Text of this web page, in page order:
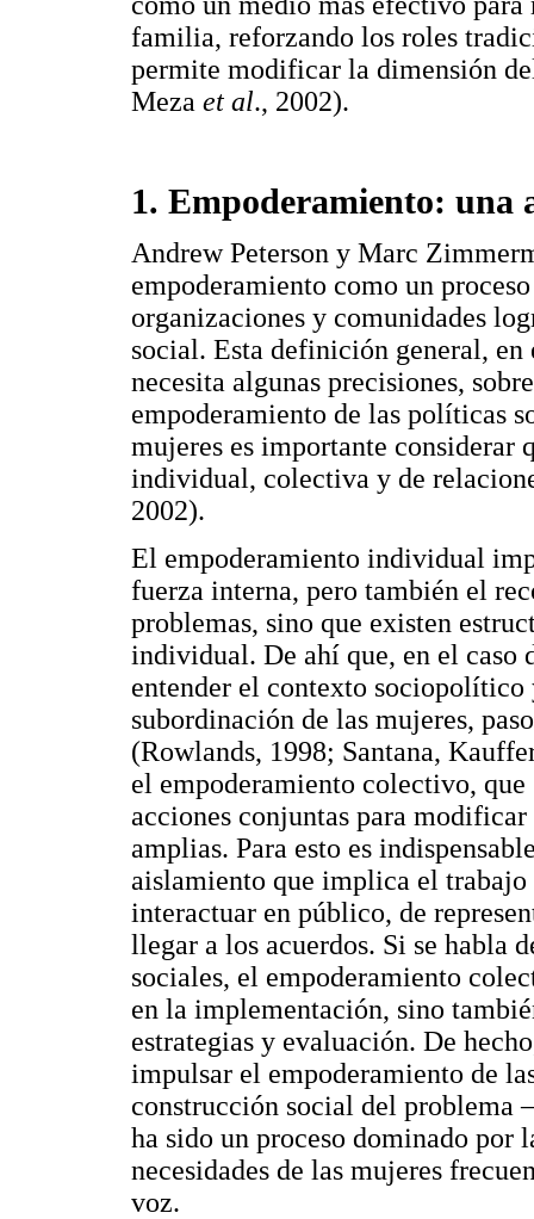
familia, reforzando los roles
permite modificar la dimensión
Meza et al., 2002).
1. Empoderamiento: una
Andrew Peterson y Marc
empoderamiento como un
organizaciones y comunidades
social. Esta definición general, en
necesita algunas precisiones,
empoderamiento de las políticas
mujeres es importante considerar
individual, colectiva y de
2002).
El empoderamiento individual
fuerza interna, pero también el
problemas, sino que existen
individual. De ahí que, en el caso
entender el contexto
subordinación de las mujeres,
(Rowlands, 1998; Santana,
el empoderamiento colectivo, que
acciones conjuntas para
amplias. Para esto es
aislamiento que implica el
interactuar en público, de
llegar a los acuerdos. Si se habla
sociales, el empoderamiento
en la implementación, sino
estrategias y evaluación. De
impulsar el empoderamiento de
construcción social del
ha sido un proceso dominado por
necesidades de las mujeres
voz.